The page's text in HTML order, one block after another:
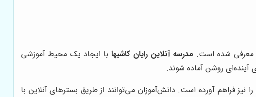
معرفی شده است. مدرسه آنلاین رایان کاشیها با ایجاد یک محیط آموزشی
آینده‌ای روشن آماده شوند.
فراهم آورده است. دانش‌آموزان می‌توانند از طریق بسترهای آنلاین با